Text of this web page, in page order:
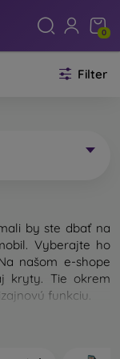
0
Filter
by ste dbať na
Vyberajte ho
našom e-shope
kryty. Tie okrem
funkciu.
kryt. Je určený na
kryty na mobil sa